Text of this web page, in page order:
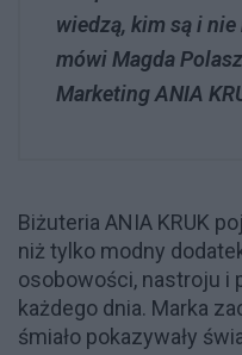
wiedzą, kim są i
mówi Magda
Marketing ANIA
Biżuteria ANIA KRUK
niż tylko modny
osobowości, nastroju i
każdego dnia. Marka
śmiało pokazywały